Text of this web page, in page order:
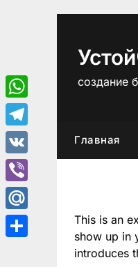
создание
Главная
This is an
show up in
introduces
WhatsApp
Telegram
VK
Viber
Mail.Ru